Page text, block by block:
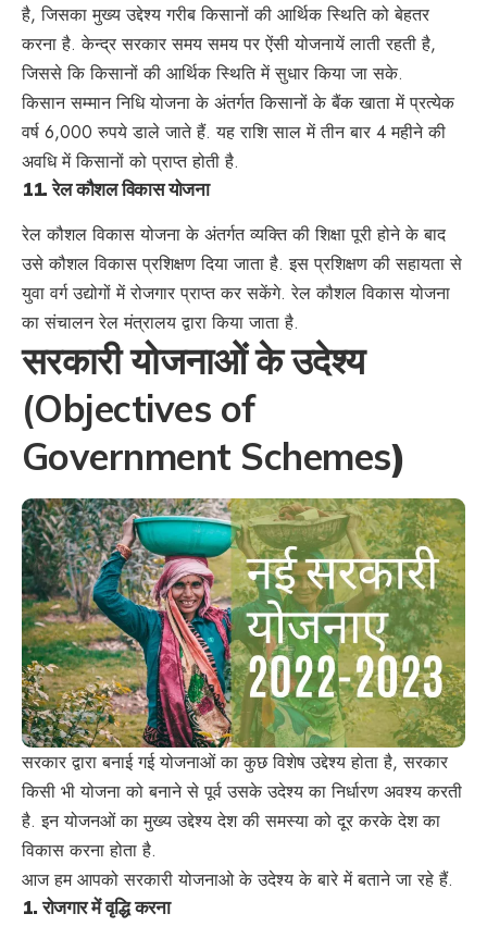
है, जिसका मुख्य उद्देश्य गरीब किसानों की आर्थिक स्थिति को बेहतर
करना है. केन्द्र सरकार समय समय पर ऐंसी योजनायें लाती रहती है,
जिससे कि किसानों की आर्थिक स्थिति में सुधार किया जा सके.
किसान सम्मान निधि योजना के अंतर्गत किसानों के बैंक खाता में प्रत्येक
वर्ष 6,000 रुपये डाले जाते हैं. यह राशि साल में तीन बार 4 महीने की
अवधि में किसानों को प्राप्त होती है.
11.रेल कौशल विकास योजना
रेल कौशल विकास योजना के अंतर्गत व्यक्ति की शिक्षा पूरी होने के बाद
उसे कौशल विकास प्रशिक्षण दिया जाता है. इस प्रशिक्षण की सहायता से
युवा वर्ग उद्योगों में रोजगार प्राप्त कर सकेंगे. रेल कौशल विकास योजना
का संचालन रेल मंत्रालय द्वारा किया जाता है.
सरकारी योजनाओं के उदेश्य
(Objectives of
Government Schemes)
सरकार द्वारा बनाई गई योजनाओं का कुछ विशेष उद्देश्य होता है, सरकार
किसी भी योजना को बनाने से पूर्व उसके उदेश्य का निर्धारण अवश्य करती
है. इन योजनओं का मुख्य उद्देश्य देश की समस्या को दूर करके देश का
विकास करना होता है.
आज हम आपको सरकारी योजनाओ के उदेश्य के बारे में बताने जा रहे हैं.
1.रोजगार में वृद्धि करना